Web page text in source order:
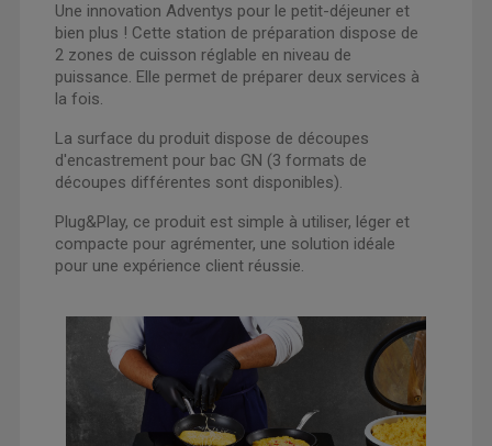
Une innovation Adventys pour le petit-déjeuner et
bien plus ! Cette station de préparation dispose de
2 zones de cuisson réglable en niveau de
puissance. Elle permet de préparer deux services à
la fois.
La surface du produit dispose de découpes
d'encastrement pour bac GN (3 formats de
découpes différentes sont disponibles).
Plug&Play, ce produit est simple à utiliser, léger et
compacte pour agrémenter, une solution idéale
pour une expérience client réussie.